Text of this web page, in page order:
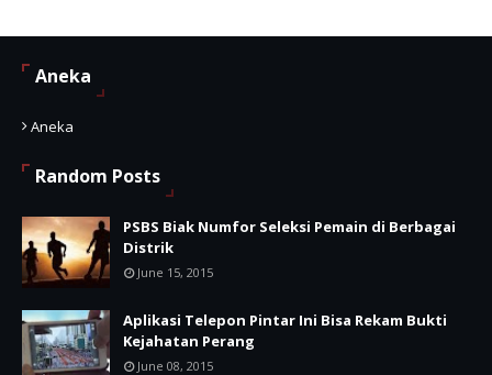
Aneka
Aneka
Random Posts
PSBS Biak Numfor Seleksi Pemain di Berbagai
Distrik
June 15, 2015
Aplikasi Telepon Pintar Ini Bisa Rekam Bukti
Kejahatan Perang
June 08, 2015